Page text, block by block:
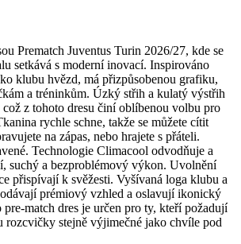
Prematch Juventus Turin 2026/27, kde se
setkává s moderní inovací. Inspirováno
klubu hvězd, má přizpůsobenou grafiku,
a tréninkům. Úzký střih a kulatý výstřih
z tohoto dresu činí oblíbenou volbu pro
rychle schne, takže se můžete cítit
na zápas, nebo hrajete s přáteli.
Technologie Climacool odvodňuje a
suchý a bezproblémový výkon. Uvolnění
přispívají k svěžesti. Vyšívaná loga klubu a
prémiový vzhled a oslavují ikonický
pre-match dres je určen pro ty, kteří požadují
rozcvičky stejně výjimečné jako chvíle pod